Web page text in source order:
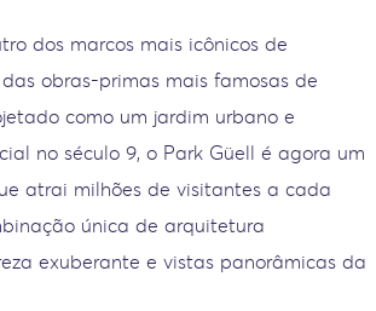
dos marcos mais icônicos de
obras-primas mais famosas de
como um jardim urbano e
no século 9, o Park Güell é agora um
atrai milhões de visitantes a cada
única de arquitetura
exuberante e vistas panorâmicas da